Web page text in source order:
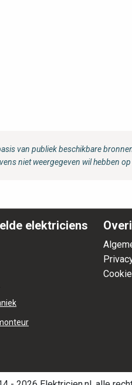
van publiek beschikbare
niet weergegeven wil hebben
elektriciens